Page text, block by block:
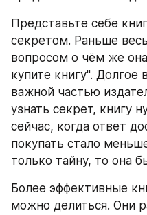
Представьте себе
секретом. Раньше
вопросом о чём же
купите книгу".
важной частью
узнать секрет, книгу
сейчас, когда ответ
покупать стало
только тайну, то она
Более эффективные
можно делиться. Они